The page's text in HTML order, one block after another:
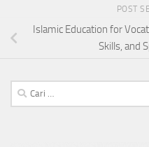
POST
Islamic Education for
Skills, and
Cari
untuk: